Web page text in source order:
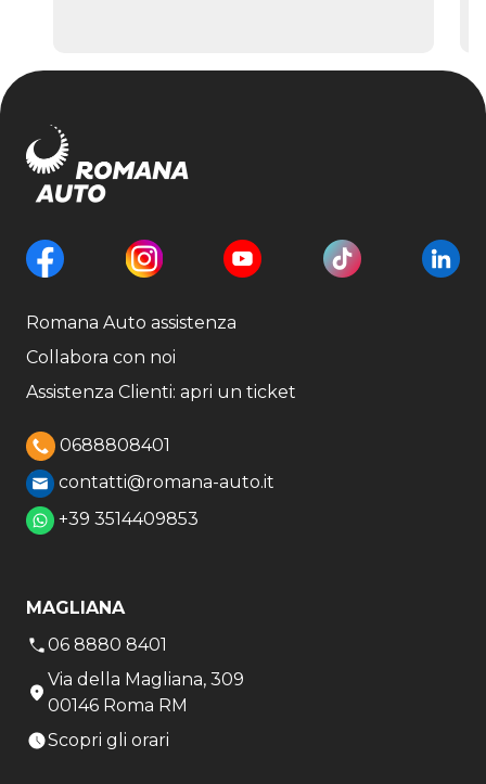
Romana Auto assistenza
Collabora con noi
Assistenza Clienti: apri un ticket
0688808401
contatti@romana-auto.it
+39 3514409853
MAGLIANA
06 8880 8401
Via della Magliana, 309
00146 Roma RM
Scopri gli orari